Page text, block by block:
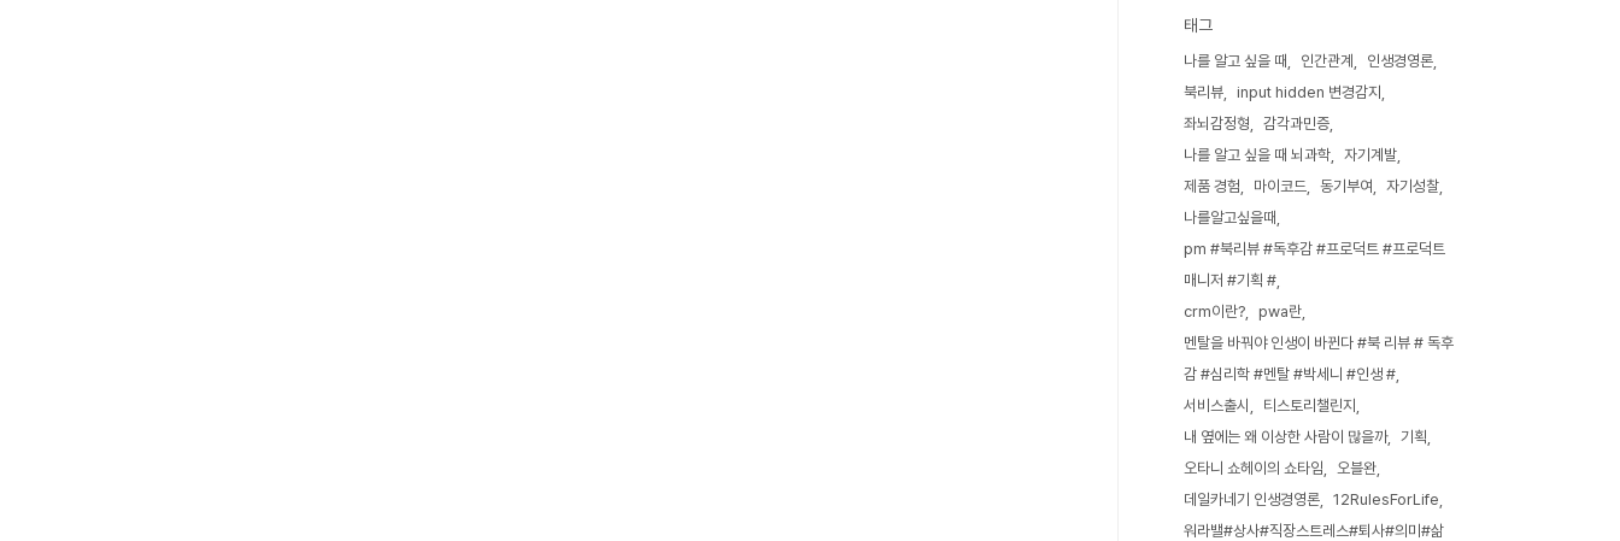
태그
나를 알고 싶을 때 인간관계
인생경영론
북리뷰
input hidden 변경감지
좌뇌감정형
감각과민증
나를 알고 싶을 때 뇌과학
자기계발
제품 경험
마이코드 동기부여
자기성찰
나를알고싶을때
pm #북리뷰 #독후감 #프로덕트 #프로덕트
매니저 #기획 #
crm이란?
pwa란
멘탈을 바꿔야 인생이 바뀐다 #북 리뷰 # 독후
감 #심리학 #멘탈 #박세니 #인생 #
서비스출시
티스토리챌린지
내 옆에는 왜 이상한 사람이 많을까
기획
오타니 쇼헤이의 쇼타임
오블완
데일카네기 인생경영론
12RulesForLife
워라밸#상사#직장스트레스#퇴사#의미#삶